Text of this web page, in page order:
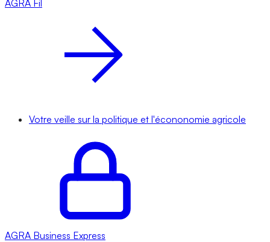
AGRA Fil
Votre veille sur la politique et l'écononomie agricole
AGRA Business Express